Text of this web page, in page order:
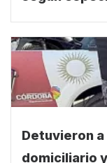
Detuvieron
dos